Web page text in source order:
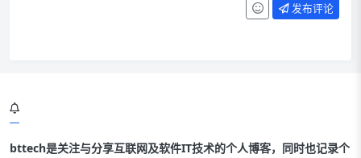
发布评论
bttech是关注与分享互联网及软件IT技术的个人博客，同时也记录个